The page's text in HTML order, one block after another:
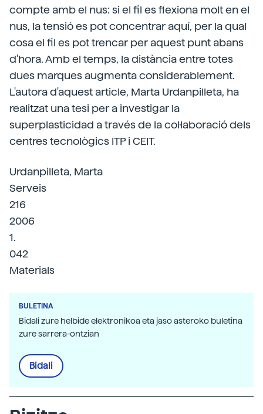
compte amb el nus: si el fil es flexiona molt en el
nus, la tensió es pot concentrar aquí, per la qual
cosa el fil es pot trencar per aquest punt abans
d'hora. Amb el temps, la distància entre totes
dues marques augmenta considerablement.
L'autora d'aquest article, Marta Urdanpilleta, ha
realitzat una tesi per a investigar la
superplasticidad a través de la col·laboració dels
centres tecnològics ITP i CEIT.
Urdanpilleta, Marta
Serveis
216
2006
1.
042
Materials
BULETINA
Bidali zure helbide elektronikoa eta jaso asteroko buletina
zure sarrera-ontzian
Bidali